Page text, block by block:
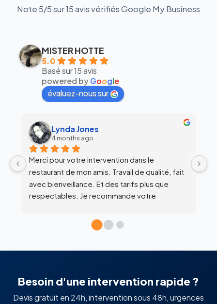
Note 5/5 sur 15 avis vérifiés Google My Business
MISTER HOTTE
5.0
Basé sur 15 avis
powered byGoogle
évaluez-nous sur
alex siegfried
6 months ago
Équipe super clean !
Besoin d'une intervention rapide ?
Devis gratuit en 24h, intervention sous 48h, urgences